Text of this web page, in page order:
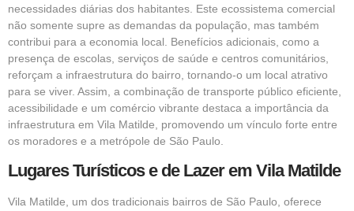
necessidades diárias dos habitantes. Este ecossistema comercial
não somente supre as demandas da população, mas também
contribui para a economia local. Benefícios adicionais, como a
presença de escolas, serviços de saúde e centros comunitários,
reforçam a infraestrutura do bairro, tornando-o um local atrativo
para se viver. Assim, a combinação de transporte público eficiente,
acessibilidade e um comércio vibrante destaca a importância da
infraestrutura em Vila Matilde, promovendo um vínculo forte entre
os moradores e a metrópole de São Paulo.
Lugares Turísticos e de Lazer em Vila Matilde
Vila Matilde, um dos tradicionais bairros de São Paulo, oferece